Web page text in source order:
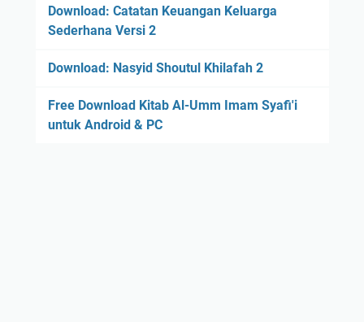
Download: Catatan Keuangan Keluarga
Sederhana Versi 2
Download: Nasyid Shoutul Khilafah 2
Free Download Kitab Al-Umm Imam Syafi'i
untuk Android & PC